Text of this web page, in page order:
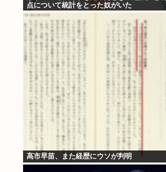
点について統計をとった奴がいた
高市早苗、また経歴にウソが判明